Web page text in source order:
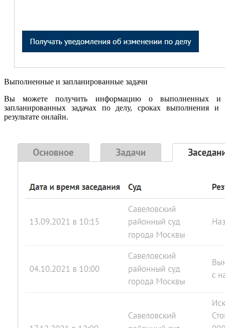
Выполненные и запланированные задачи
Вы можете получить информацию о выполненных и
запланированных задачах по делу, сроках выполнения и
результате онлайн.